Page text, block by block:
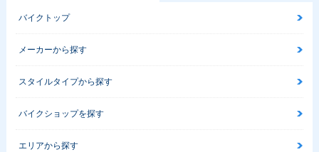
バイクトップ
メーカーから探す
スタイルタイプから探す
バイクショップを探す
エリアから探す